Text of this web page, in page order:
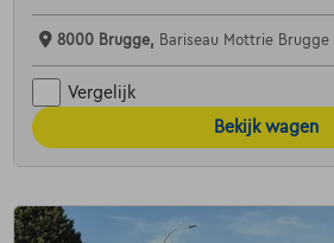
8000 Brugge, Bariseau Mottrie Brugge
Vergelijk
Bekijk wagen